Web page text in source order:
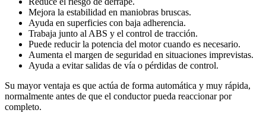
Mejora la estabilidad en maniobras bruscas.
Ayuda en superficies con baja adherencia.
Trabaja junto al ABS y el control de tracción.
Puede reducir la potencia del motor cuando es necesario.
Aumenta el margen de seguridad en situaciones imprevistas.
Ayuda a evitar salidas de vía o pérdidas de control.
Su mayor ventaja es que actúa de forma automática y muy rápida,
normalmente antes de que el conductor pueda reaccionar por
completo.